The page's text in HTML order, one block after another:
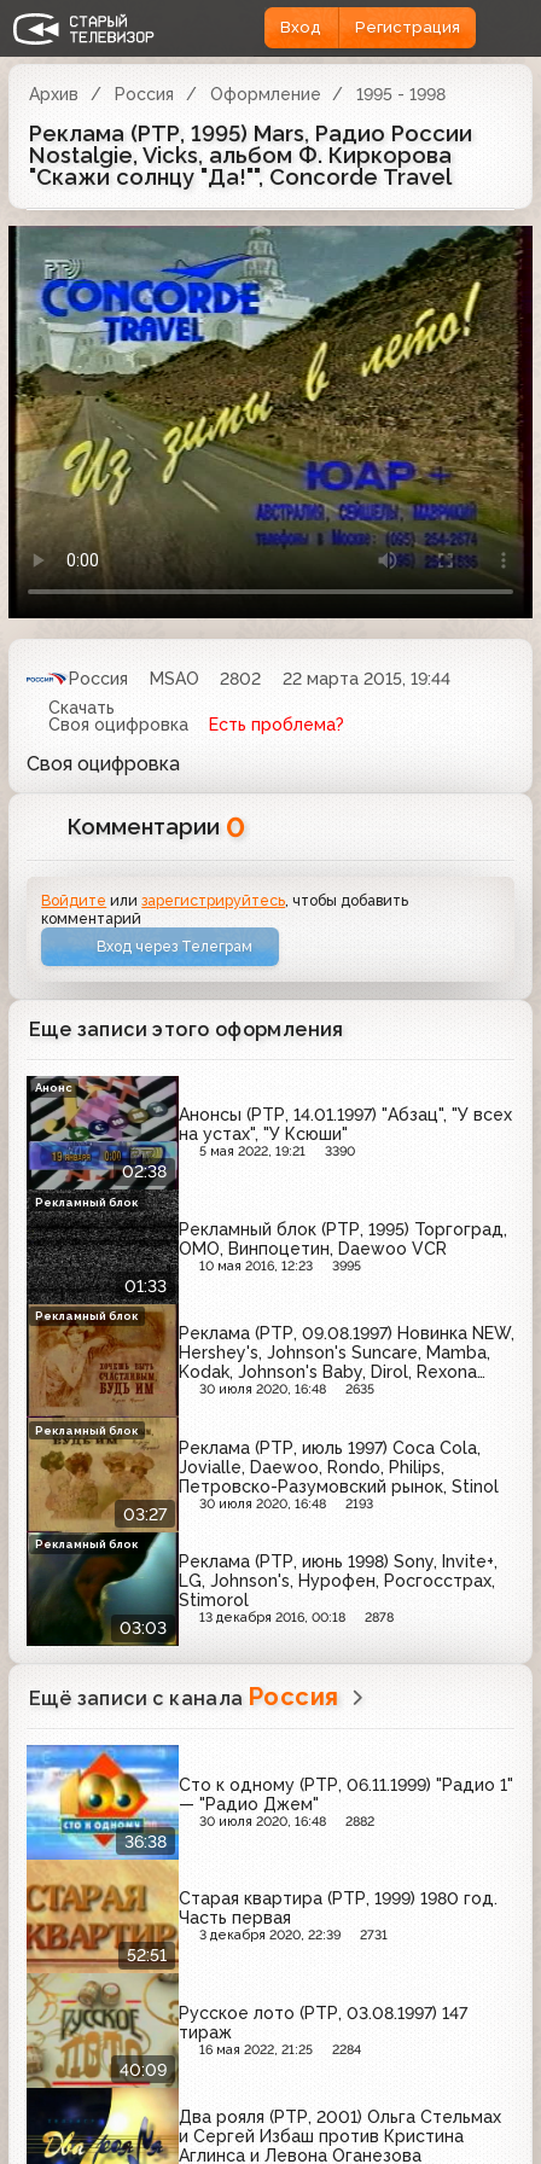
Вход Регистрация
Архив Россия Оформление 1995 - 1998
Реклама (РТР, 1995) Mars, Радио России
Nostalgie, Vicks, альбом Ф. Киркорова
"Скажи солнцу "Да!"", Concorde Travel
Россия MSAO 2802
22 марта 2015, 19:44
Скачать
Своя оцифровка
Есть проблема?
Своя оцифровка
Комментарии 0
Войдите илизарегистрируйтесь, чтобы добавить
комментарий
Вход через Телеграм
Еще записи этого оформления
02:38
Анонсы (РТР, 14.01.1997) "Абзац", "У всех
на устах", "У Ксюши"
5 мая 2022, 19:21 3390
Анонс
01:33
Рекламный блок (РТР, 1995) Торгоград,
ОМО, Винпоцетин, Daewoo VCR
10 мая 2016, 12:23 3995
Рекламный блок
Реклама (РТР, 09.08.1997) Новинка NEW,
Hershey's, Johnson's Suncare, Mamba,
Kodak, Johnson's Baby, Dirol, Rexona
Sensive, Sunsilk
30 июля 2020, 16:48 2635
Рекламный блок
03:27
Реклама (РТР, июль 1997) Coca Cola,
Jovialle, Daewoo, Rondo, Philips,
Петровско-Разумовский рынок, Stinol
30 июля 2020, 16:48 2193
Рекламный блок
03:03
Реклама (РТР, июнь 1998) Sony, Invite+,
LG, Johnson's, Нурофен, Росгосстрах,
Stimorol
13 декабря 2016, 00:18 2878
Рекламный блок
Ещё записи с канала Россия
36:38
Сто к одному (РТР, 06.11.1999) "Радио 1"
— "Радио Джем"
30 июля 2020, 16:48 2882
52:51
Старая квартира (РТР, 1999) 1980 год.
Часть первая
3 декабря 2020, 22:39 2731
40:09
Русское лото (РТР, 03.08.1997) 147
тираж
16 мая 2022, 21:25 2284
Два рояля (РТР, 2001) Ольга Стельмах
и Сергей Избаш против Кристина
Аглинса и Левона Оганезова